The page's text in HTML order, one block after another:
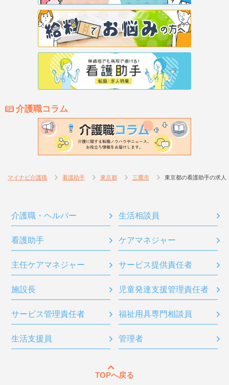
介護職コラム
マイナビ介護職 看護助手 東京都 三鷹市 東京都の看護助手の求人
介護職・ヘルパー 生活相談員
看護助手 ケアマネジャー
主任ケアマネジャー サービス提供責任者
施設長 児童発達支援管理責任者
サービス管理責任者 福祉用具専門相談員
生活支援員 管理者
TOPへ戻る